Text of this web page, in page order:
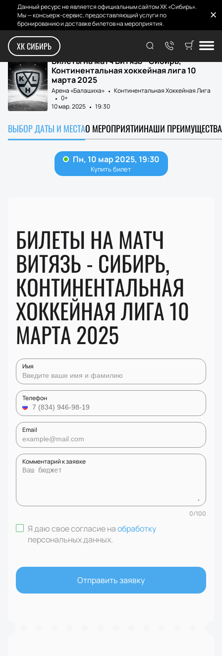
Данный ресурс не является официальным сайтом ХК «Сибирь».
Мы — консьерж-сервис, предоставляющий услуги по
бронированию и доставке билетов на мероприятия.
ХК СИБИРЬ
Главная Матчи и билеты
Билеты на матч Витязь - Сибирь,
Континентальная хоккейная лига 10
марта 2025
Арена «Балашиха»
Континентальная Хоккейная Лига
0+
10 мар. 2025
19:30
ВЫБОР ДАТЫ И МЕСТАО МЕРОПРИЯТИИНАШИ ПРЕИМУЩЕСТВА
БИЛЕТЫ НА МАТЧ
ВИТЯЗЬ - СИБИРЬ,
КОНТИНЕНТАЛЬНАЯ
ХОККЕЙНАЯ ЛИГА 10
МАРТА 2025
Имя
Телефон
Email
Комментарий к заявке
0/100
Я даю свое согласие наобработку
персональных данных.
Отправить заявку